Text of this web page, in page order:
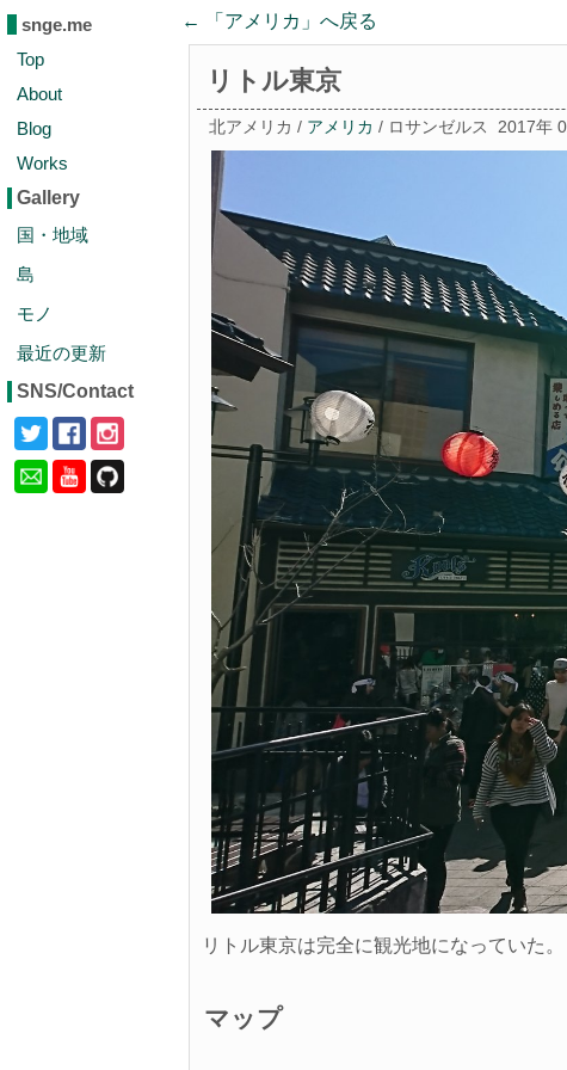
snge.me
Top
About
Blog
Works
Gallery
国・地域
島
モノ
最近の更新
SNS/Contact
← 「 アメリカ 」へ戻る
リトル東京
北アメリカ / アメリカ / ロサンゼルス 2017年
リトル東京は完全に観光地になっていた
マップ